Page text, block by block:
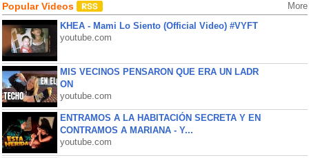
Popular Videos More
KHEA - Mami Lo Siento (Official Video) #VYFT
youtube.com
MIS VECINOS PENSARON QUE ERA UN LADR
ON
youtube.com
ENTRAMOS A LA HABITACIÓN SECRETA Y EN
CONTRAMOS A MARIANA - Y...
youtube.com